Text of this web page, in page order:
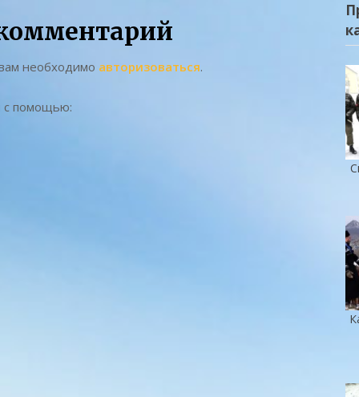
необходимо авторизоваться.
с помощью: